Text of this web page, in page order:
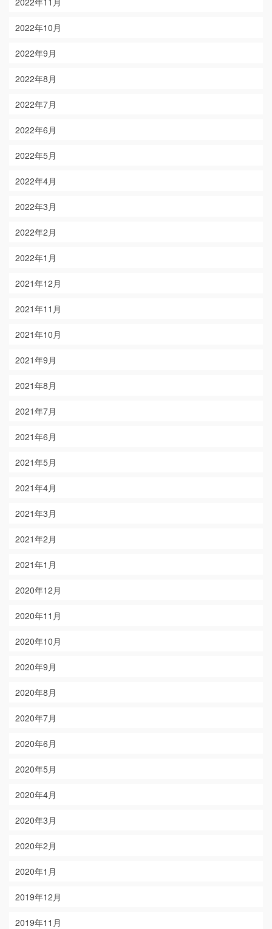
2022年10月
2022年9月
2022年8月
2022年7月
2022年6月
2022年5月
2022年4月
2022年3月
2022年2月
2022年1月
2021年12月
2021年11月
2021年10月
2021年9月
2021年8月
2021年7月
2021年6月
2021年5月
2021年4月
2021年3月
2021年2月
2021年1月
2020年12月
2020年11月
2020年10月
2020年9月
2020年8月
2020年7月
2020年6月
2020年5月
2020年4月
2020年3月
2020年2月
2020年1月
2019年12月
2019年11月